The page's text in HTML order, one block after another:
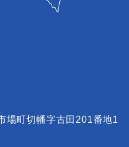
場町切幡字古田201番地1